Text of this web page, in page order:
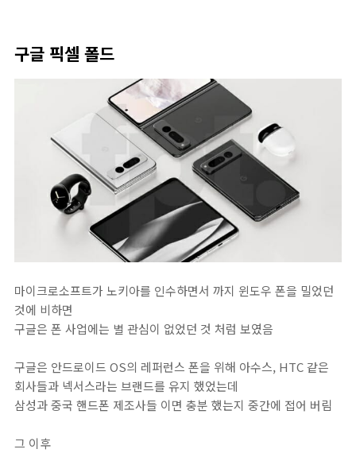
구글 픽셀 폴드
마이크로소프트가 노키아를 인수하면서 까지 윈도우 폰을 밀었던
것에 비하면
구글은 폰 사업에는 별 관심이 없었던 것 처럼 보였음
구글은 안드로이드 OS의 레퍼런스 폰을 위해 아수스, HTC 같은
회사들과 넥서스라는 브랜드를 유지 했었는데
삼성과 중국 핸드폰 제조사들 이면 충분 했는지 중간에 접어 버림
그 이후